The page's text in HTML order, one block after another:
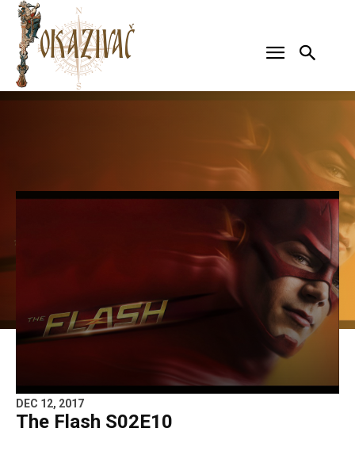
DEC 12, 2017
The Flash S02E10